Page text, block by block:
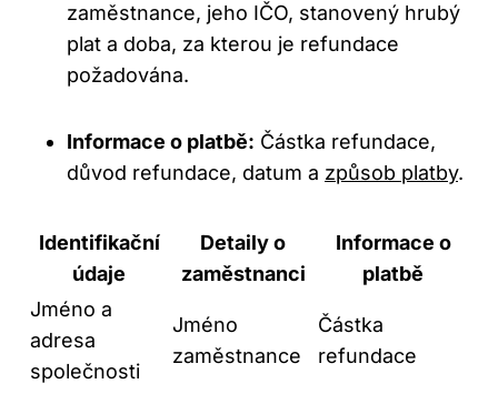
zaměstnance, jeho IČO, stanovený hrubý
plat a doba, za kterou je refundace
požadována.
Informace o platbě: Částka refundace,
důvod refundace, datum a způsob platby.
Identifikační
údaje
Detaily o
zaměstnanci
Informace o
platbě
Jméno a
adresa
společnosti
Jméno
zaměstnance
Částka
refundace